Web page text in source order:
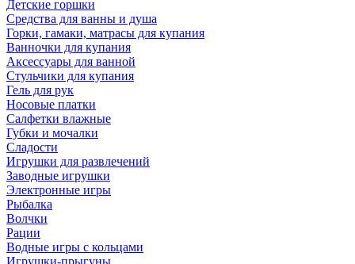
Детские горшки
Средства для ванны и душа
Горки, гамаки, матрасы для купания
Ванночки для купания
Аксессуары для ванной
Стульчики для купания
Гель для рук
Носовые платки
Салфетки влажные
Губки и мочалки
Сладости
Игрушки для развлечений
Заводные игрушки
Электронные игры
Рыбалка
Волчки
Рации
Водные игры с кольцами
Игрушки-прыгуны